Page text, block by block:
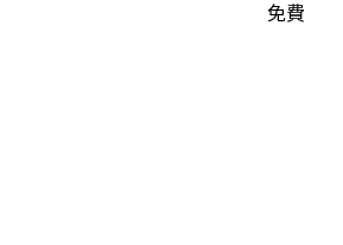
免費